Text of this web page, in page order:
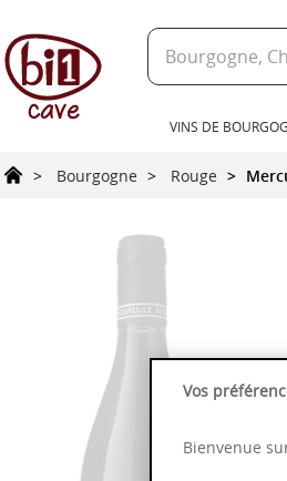
VINS DE
Bourgogne Rouge
Vos
Bienvenue